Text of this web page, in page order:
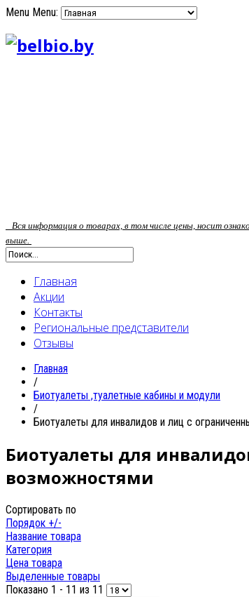
Menu Menu:
Вся информация о товарах, в том числе цены, носит
выше.
Главная
Акции
Контакты
Региональные представители
Отзывы
Главная
/
Биотуалеты ,туалетные кабины и модули
/
Биотуалеты для инвалидов и лиц с
Биотуалеты для
возможностями
Сортировать по
Порядок +/-
Название товара
Категория
Цена товара
Выделенные товары
Показано 1 - 11 из 11